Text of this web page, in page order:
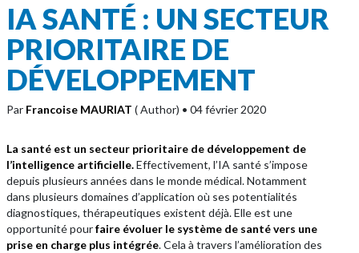
IA SANTÉ : UN SECTEUR
PRIORITAIRE DE
DÉVELOPPEMENT
Par Francoise MAURIAT ( Author) • 04 février 2020
La santé est un secteur prioritaire de développement de
l’intelligence artificielle.Effectivement, l’IA santé s’impose
depuis plusieurs années dans le monde médical. Notamment
dans plusieurs domaines d’application où ses potentialités
diagnostiques, thérapeutiques existent déjà. Elle est une
opportunité pourfaire évoluer le système de santé vers une
prise en charge plus intégrée. Cela à travers l’amélioration des